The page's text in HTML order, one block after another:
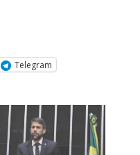
Telegram